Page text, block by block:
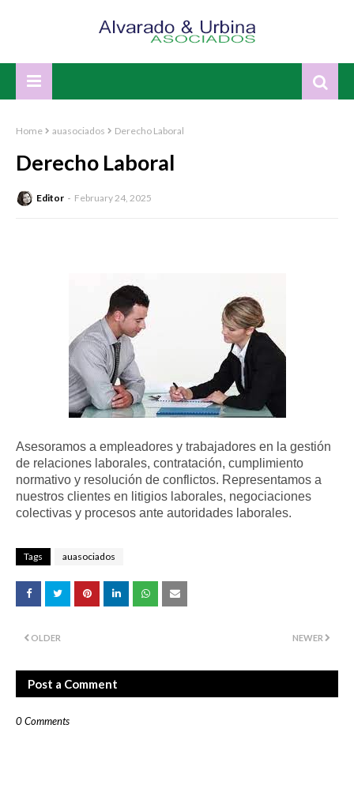
Home auasociados Derecho Laboral
Derecho Laboral
Editor February 24, 2025
Asesoramos a empleadores y trabajadores en la gestión
de relaciones laborales, contratación, cumplimiento
normativo y resolución de conflictos. Representamos a
nuestros clientes en litigios laborales, negociaciones
colectivas y procesos ante autoridades laborales.
Tags auasociados
NEWER
OLDER
Post a Comment
0 Comments